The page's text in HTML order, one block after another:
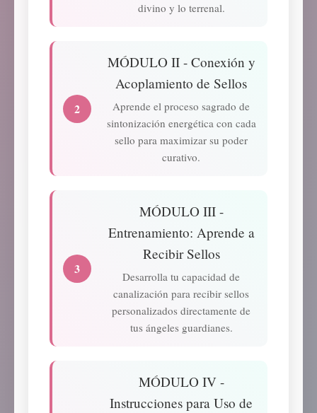
divino y lo terrenal.
2
MÓDULO II - Conexión y
Acoplamiento de Sellos
Aprende el proceso sagrado de
sintonización energética con cada
sello para maximizar su poder
curativo.
3
MÓDULO III -
Entrenamiento: Aprende a
Recibir Sellos
Desarrolla tu capacidad de
canalización para recibir sellos
personalizados directamente de
tus ángeles guardianes.
MÓDULO IV -
Instrucciones para Uso de